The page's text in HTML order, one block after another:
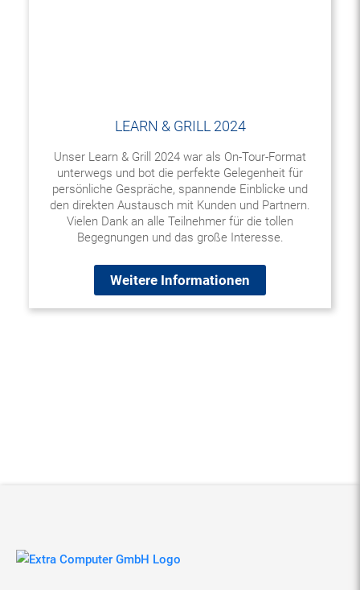
LEARN & GRILL 2024
Unser Learn & Grill 2024 war als On-Tour-Format
unterwegs und bot die perfekte Gelegenheit für
persönliche Gespräche, spannende Einblicke und
den direkten Austausch mit Kunden und Partnern.
Vielen Dank an alle Teilnehmer für die tollen
Begegnungen und das große Interesse.
Weitere Informationen